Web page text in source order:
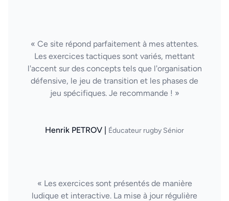
« Ce site répond parfaitement à mes attentes.
Les exercices tactiques sont variés, mettant
l'accent sur des concepts tels que l'organisation
défensive, le jeu de transition et les phases de
jeu spécifiques. Je recommande ! »
Henrik PETROV | Éducateur rugby Sénior
« Les exercices sont présentés de manière
ludique et interactive. La mise à jour régulière